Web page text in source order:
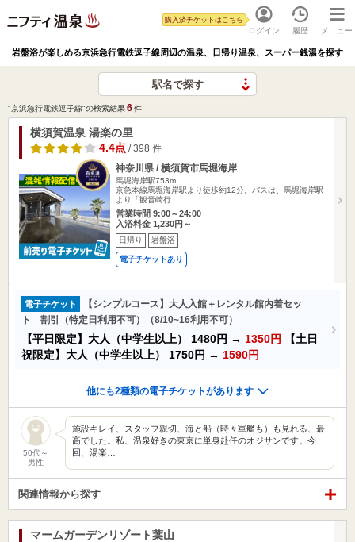
ログイン
購入済チケットはこちら
履歴 メニュー
岩盤浴が楽しめる京浜急行電鉄逗子線周辺の温泉、日帰り温泉、スーパー銭湯を探す
駅名で探す
"京浜急行電鉄逗子線"の検索結果6件
横須賀温泉 湯楽の里
4.4点 / 398 件
神奈川県 / 横須賀市馬堀海岸
馬堀海岸駅753m
京急本線馬堀海岸駅より徒歩約12分。バスは、馬堀海岸駅
より「観音崎行…
営業時間 9:00～24:00
入浴料金 1,230円～
日帰り 岩盤浴
電子チケットあり
電子チケット
【シンプルコース】大人入館＋レンタル館内着セッ
ト 割引（特定日利用不可）（8/10~16利用不可）
【平日限定】大人（中学生以上） 1480円 → 1350円
【土日
祝限定】大人（中学生以上） 1750円 → 1590円
他にも2種類の電子チケットがあります
50代～
男性
施設キレイ、スタッフ親切、海と船（時々軍艦も）も見れる、最
高でした。私、温泉好きの東京に単身赴任のオジサンです。今
回、湯楽…
関連情報から探す
マームガーデンリゾート葉山